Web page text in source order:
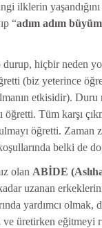
ilklerin
“adım adım
hiçbir neden
(biz yeterince
etkisidir).
öğretti. Tüm karşı
öğretti. Zaman
belki de
olan ABİDE
uzanan
yardımcı olmak,
üretirken eğitmeyi